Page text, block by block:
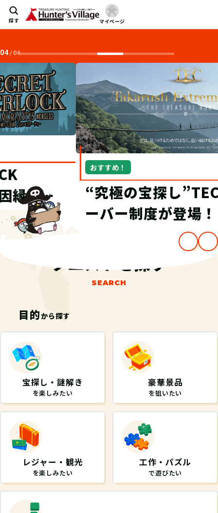
探す マイページ
04/ 06
おすすめ！
“究極の宝探し”TECにオブザ
ーバー制度が登場！
クエストを探す
SEARCH
目的から探す
宝探し・謎解き
を楽しみたい
豪華景品
を狙いたい
レジャー・観光
を楽しみたい
工作・パズル
で遊びたい